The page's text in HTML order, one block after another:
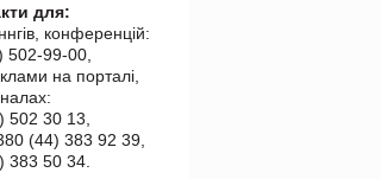
для:
конференцій:
502-99-00,
на порталі,
502 30 13,
(44) 383 92 39,
383 50 34.